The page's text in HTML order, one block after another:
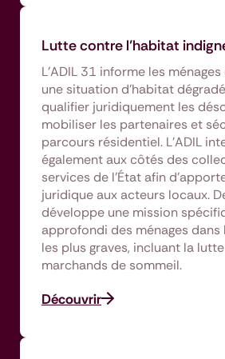
Lutte contre l’habitat
L’ADIL 31 informe les
une situation d’habitat
qualifier juridiquement les
mobiliser les partenaires et
parcours résidentiel. L’ADIL
également aux côtés des
services de l’État afin
juridique aux acteurs locaux.
développe une mission
approfondi des ménages dans
les plus graves, incluant la
marchands de sommeil.
Découvrir